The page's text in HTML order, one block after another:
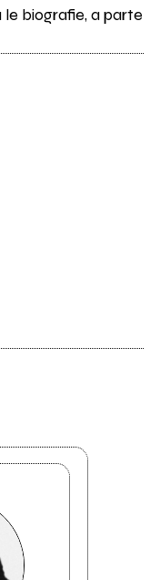
le biografie, a parte